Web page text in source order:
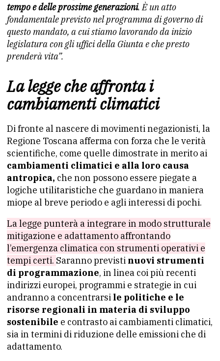
tempo e delle prossime generazioni. È un atto
fondamentale previsto nel programma di governo di
questo mandato, a cui stiamo lavorando da inizio
legislatura con gli uffici della Giunta e che presto
prenderà vita”.
La legge che affronta i
cambiamenti climatici
Di fronte al nascere di movimenti negazionisti, la
Regione Toscana afferma con forza che le verità
scientifiche, come quelle dimostrate in merito ai
cambiamenti climatici e alla loro causa
antropica, che non possono essere piegate a
logiche utilitaristiche che guardano in maniera
miope al breve periodo e agli interessi di pochi.
La legge punterà a integrare in modo strutturale
mitigazione e adattamento affrontando
l’emergenza climatica con strumenti operativi e
tempi certi. Saranno previsti nuovi strumenti
di programmazione, in linea coi più recenti
indirizzi europei, programmi e strategie in cui
andranno a concentrarsi le politiche e le
risorse regionali in materia di sviluppo
sostenibile e contrasto ai cambiamenti climatici,
sia in termini di riduzione delle emissioni che di
adattamento.